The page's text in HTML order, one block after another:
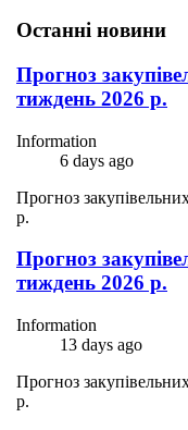
Останні новини
Прогноз
тиждень 2026 р.
Information
6 days ago
Прогноз
р.
Прогноз
тиждень 2026 р.
Information
13 days ago
Прогноз
р.